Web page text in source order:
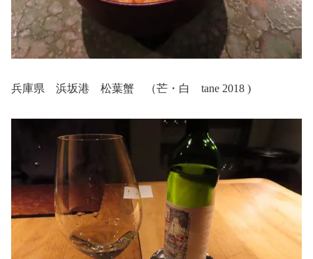
兵庫県 浜坂港 松葉蟹 （芒・白 tane 2018 )